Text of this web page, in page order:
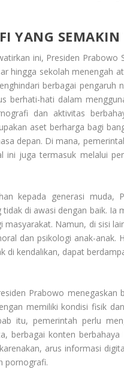
YANG SEMAKIN
ini, Presiden
hingga sekolah menengah
berbagai pengaruh
berhati-hati dalam
dan aktivitas
aset berharga bagi
depan. Di mana,
ini juga termasuk melalui
kepada generasi
di awasi dengan baik.
Namun, di sisi
dan psikologi anak-
di kendalikan, dapat
Prabowo
memiliki kondisi fisik
itu, pemerintah perlu
berbagai konten
arus informasi
pornografi.